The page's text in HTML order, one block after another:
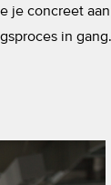
je concreet
in gang.